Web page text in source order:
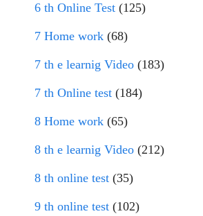
6 th Online Test (125)
7 Home work (68)
7 th e learnig Video (183)
7 th Online test (184)
8 Home work (65)
8 th e learnig Video (212)
8 th online test (35)
9 th online test (102)